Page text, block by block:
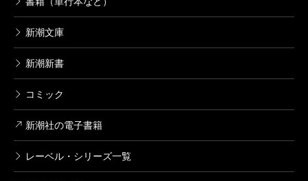
新潮文庫
新潮新書
コミック
新潮社の電子書籍
レーベル・シリーズ一覧